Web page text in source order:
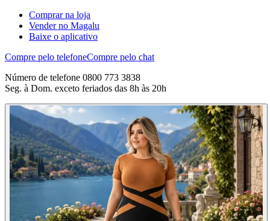
Comprar na loja
Vender no Magalu
Baixe o aplicativo
Compre pelo telefoneCompre pelo chat
Número de telefone 0800 773 3838
Seg. à Dom. exceto feriados das 8h às 20h